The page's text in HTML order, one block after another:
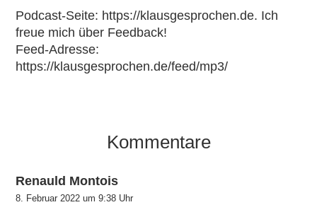
Podcast-Seite: https://klausgesprochen.de. Ich
freue mich über Feedback!
Feed-Adresse:
https://klausgesprochen.de/feed/mp3/
Kommentare
Renauld Montois
8. Februar 2022 um 9:38 Uhr